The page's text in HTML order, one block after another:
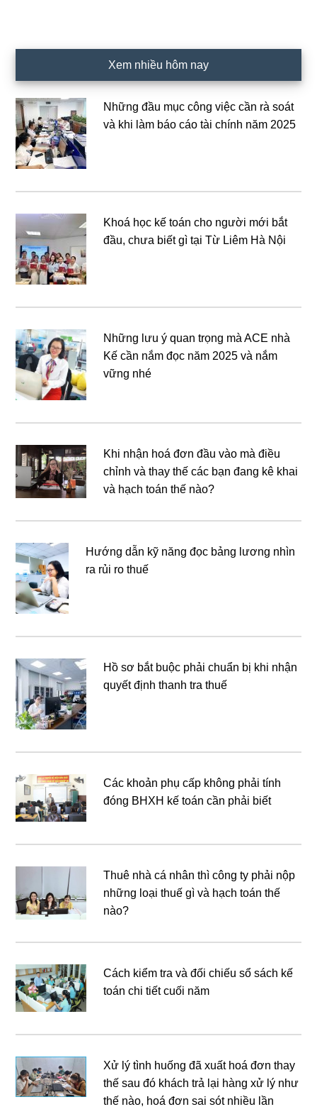
Xem nhiều hôm nay
Những đầu mục công việc cần rà soát
và khi làm báo cáo tài chính năm 2025
Khoá học kế toán cho người mới bắt
đầu, chưa biết gì tại Từ Liêm Hà Nội
Những lưu ý quan trọng mà ACE nhà
Kế cần nắm đọc năm 2025 và nắm
vững nhé
Khi nhận hoá đơn đầu vào mà điều
chỉnh và thay thế các bạn đang kê khai
và hạch toán thế nào?
Hướng dẫn kỹ năng đọc bảng lương nhìn
ra rủi ro thuế
Hồ sơ bắt buộc phải chuẩn bị khi nhận
quyết định thanh tra thuế
Các khoản phụ cấp không phải tính
đóng BHXH kế toán cần phải biết
Thuê nhà cá nhân thì công ty phải nộp
những loại thuế gì và hạch toán thế
nào?
Cách kiểm tra và đối chiếu sổ sách kế
toán chi tiết cuối năm
Xử lý tình huống đã xuất hoá đơn thay
thế sau đó khách trả lại hàng xử lý như
thế nào, hoá đơn sai sót nhiều lần